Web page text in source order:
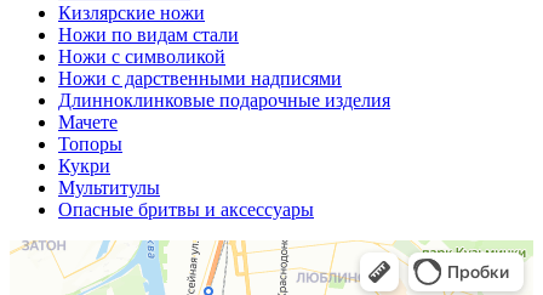
Кизлярские ножи
Ножи по видам стали
Ножи с символикой
Ножи с дарственными надписями
Длинноклинковые подарочные изделия
Мачете
Топоры
Кукри
Мультитулы
Опасные бритвы и аксессуары